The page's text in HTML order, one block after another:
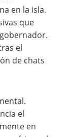
en la isla.
que
el
de chats
el
en